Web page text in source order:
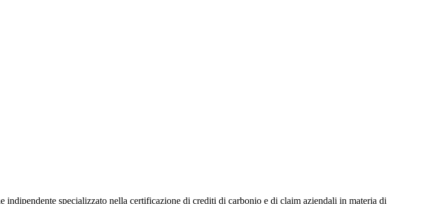
specializzato nella certificazione di crediti di carbonio e di claim aziendali in materia di